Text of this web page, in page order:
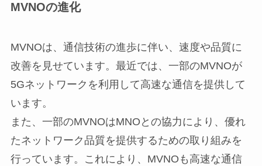
MVNOの進化
MVNOは、通信技術の進歩に伴い、速度や品質に
改善を見せています。最近では、一部のMVNOが
5Gネットワークを利用して高速な通信を提供して
います。
また、一部のMVNOはMNOとの協力により、優れ
たネットワーク品質を提供するための取り組みを
行っています。これにより、MVNOも高速な通信